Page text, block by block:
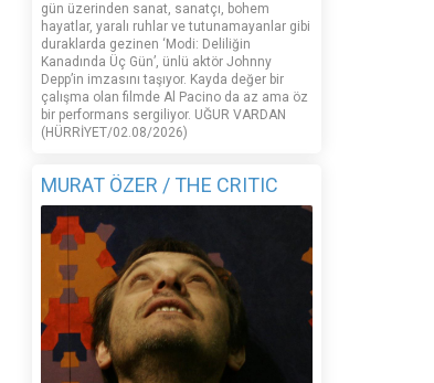
gün üzerinden sanat, sanatçı, bohem
hayatlar, yaralı ruhlar ve tutunamayanlar gibi
duraklarda gezinen ‘Modi: Deliliğin
Kanadında Üç Gün’, ünlü aktör Johnny
Depp’in imzasını taşıyor. Kayda değer bir
çalışma olan filmde Al Pacino da az ama öz
bir performans sergiliyor. UĞUR VARDAN
(HÜRRİYET/02.08/2026)
MURAT ÖZER / THE CRITIC